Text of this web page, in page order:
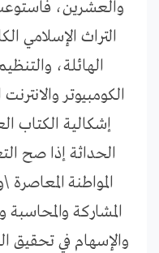
والعشرين،
التراث الإسلامي
الهائلة،
الكومبيوتر
إشكالية الكتاب
الحداثة إذا صح
المواطنة
المشاركة والمحاسبة
والإسهام في تحقيق